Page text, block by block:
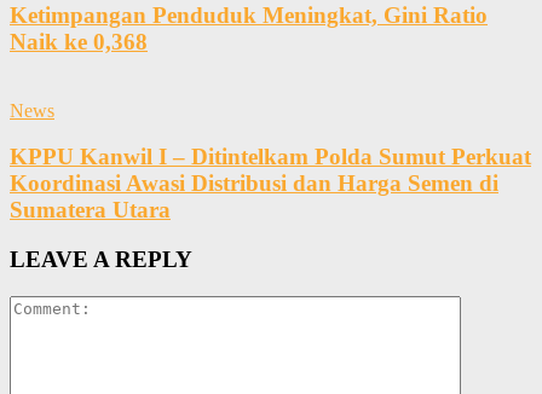
Ketimpangan Penduduk Meningkat, Gini Ratio
Naik ke 0,368
News
KPPU Kanwil I – Ditintelkam Polda Sumut Perkuat
Koordinasi Awasi Distribusi dan Harga Semen di
Sumatera Utara
LEAVE A REPLY